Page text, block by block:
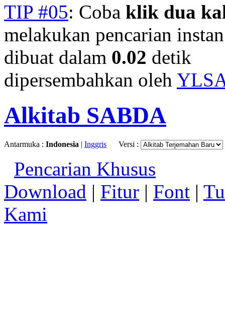
TIP #05: Coba klik dua
melakukan pencarian
dibuat dalam 0.02 detik
dipersembahkan oleh
Alkitab SABDA
Antarmuka : Indonesia | Inggris Versi :
Pencarian Khusus
Download | Fitur | Font |
Kami